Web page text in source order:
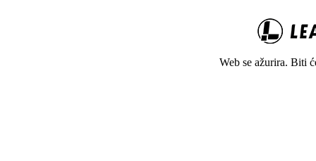
Web se ažurira. Biti